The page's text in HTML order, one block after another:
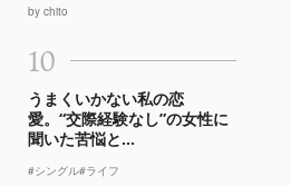
by chito
10
うまくいかない私の恋
愛。“交際経験なし”の女性に
聞いた苦悩と...
#シングル#ライフ